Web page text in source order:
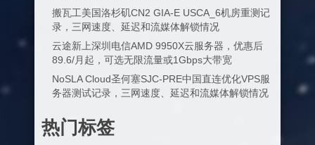
搬瓦工美国洛杉矶CN2 GIA-E USCA_6机房重测记
录，三网速度、延迟和流媒体解锁情况
云途新上深圳电信AMD 9950X云服务器，优惠后
89.6/月起，可选无限流量或1Gbps大带宽
NoSLA Cloud圣何塞SJC-PRE中国直连优化VPS服
务器测试记录，三网速度、延迟和流媒体解锁情况
热门标签